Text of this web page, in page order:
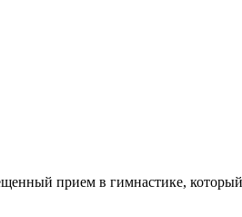
прием в гимнастике, который